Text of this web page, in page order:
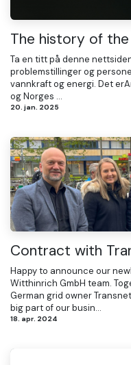
The history of
Ta en titt på denne
problemstillinger og
vannkraft og energi. Det
og Norges ...
20. jan. 2025
Contract with
Happy to announce our
Witthinrich GmbH team.
German grid owner
big part of our busin...
18. apr. 2024